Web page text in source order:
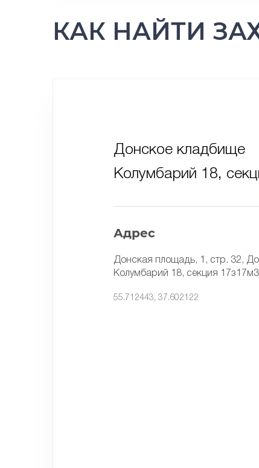
КАК НАЙТИ
Донское кладбище
Колумбарий 18,
Адрес
Донская площадь, 1, стр. 32,
Колумбарий 18, секция
55.712443, 37.602122